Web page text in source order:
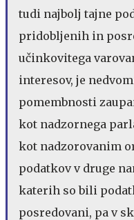
tudi najbolj tajne
pridobljenih in
učinkovitega
interesov, je
pomembnosti
kot nadzornega
kot nadzorovanim
podatkov v druge
katerih so bili
posredovani, pa v